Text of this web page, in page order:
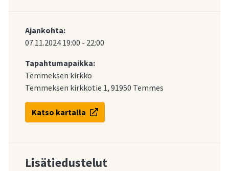
Ajankohta:
07.11.2024 19:00 - 22:00
Tapahtumapaikka:
Temmeksen kirkko
Temmeksen kirkkotie 1, 91950 Temmes
Katso kartalla
Lisätiedustelut